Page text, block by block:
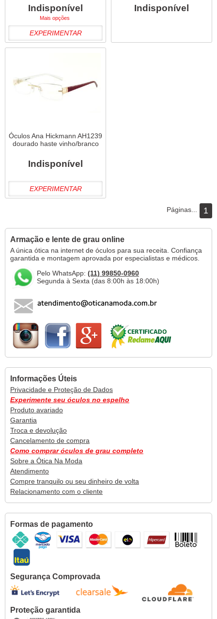
Indisponível
Mais opções
EXPERIMENTAR
Indisponível
Óculos Ana Hickmann AH1239
dourado haste vinho/branco
Indisponível
EXPERIMENTAR
Páginas... 1
Armação e lente de grau online
A única ótica na internet de óculos para sua receita. Confiança
garantida e montagem aprovada por especialistas e médicos.
Pelo WhatsApp: (11) 99850-0960
Segunda à Sexta (das 8:00h às 18:00h)
Informações Úteis
Privacidade e Proteção de Dados
Experimente seu óculos no espelho
Produto avariado
Garantia
Troca e devolução
Cancelamento de compra
Como comprar óculos de grau completo
Sobre a Ótica Na Moda
Atendimento
Compre tranquilo ou seu dinheiro de volta
Relacionamento com o cliente
Formas de pagamento
Segurança Comprovada
Proteção garantida